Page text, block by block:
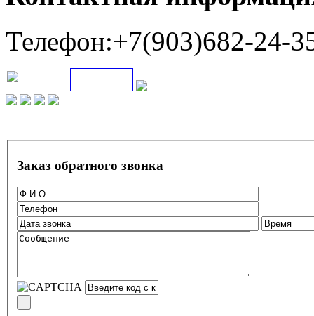
Телефон:+7(903)682-24-
Заказ обратного звонка